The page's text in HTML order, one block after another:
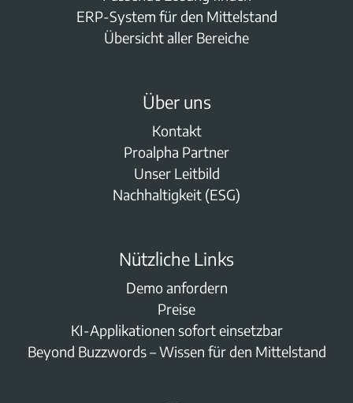
ERP-System für den Mittelstand
Übersicht aller Bereiche
Über uns
Kontakt
Proalpha Partner
Unser Leitbild
Nachhaltigkeit (ESG)
Nützliche Links
Demo anfordern
Preise
KI-Applikationen sofort einsetzbar
Beyond Buzzwords – Wissen für den Mittelstand